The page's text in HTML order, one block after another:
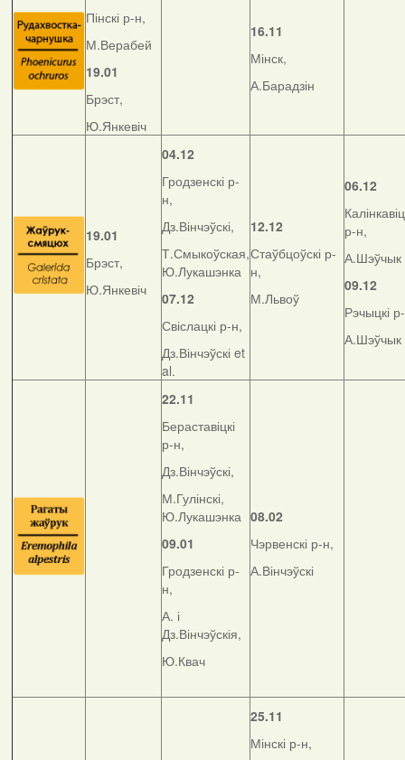
Пінскі р-н,
М.Верабей
19.01
Брэст,
Ю.Янкевіч
16.11
Мінск,
А.Барадзін
19.01
Брэст,
Ю.Янкевіч
04.12
Гродзенскі р-
н,
Дз.Вінчэўскі,
Т.Смыкоўская,
Ю.Лукашэнка
07.12
Свіслацкі р-н,
Дз.Вінчэўскі et
al.
12.12
Стаўбцоўскі р-
н,
М.Львоў
06.12
р-н,
А.Шэўчык
09.12
Рэчыцкі
А.Шэўчык
22.11
Бераставіцкі
р-н,
Дз.Вінчэўскі,
М.Гулінскі,
Ю.Лукашэнка
09.01
Гродзенскі р-
н,
А. і
Дз.Вінчэўскія,
Ю.Квач
08.02
Чэрвенскі р-н,
А.Вінчэўскі
25.11
Мінскі р-н,